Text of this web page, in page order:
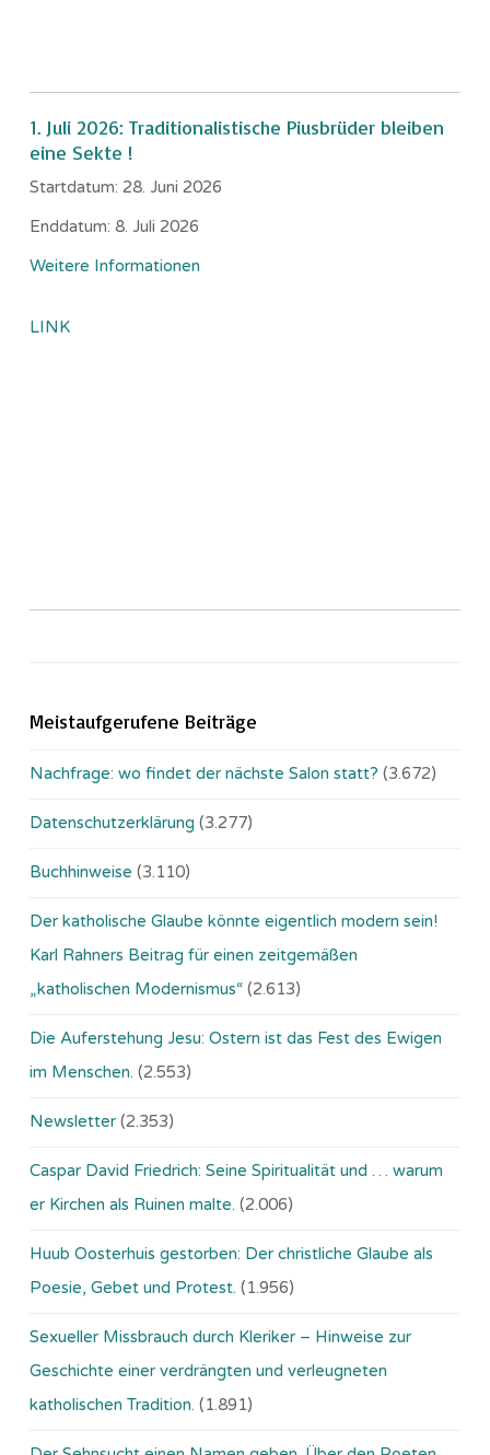
1. Juli 2026: Traditionalistische Piusbrüder bleiben
eine Sekte !
Startdatum: 28. Juni 2026
Enddatum: 8. Juli 2026
Weitere Informationen
LINK
Meistaufgerufene Beiträge
Nachfrage: wo findet der nächste Salon statt? (3.672)
Datenschutzerklärung (3.277)
Buchhinweise (3.110)
Der katholische Glaube könnte eigentlich modern sein!
Karl Rahners Beitrag für einen zeitgemäßen
„katholischen Modernismus“ (2.613)
Die Auferstehung Jesu: Ostern ist das Fest des Ewigen
im Menschen. (2.553)
Newsletter (2.353)
Caspar David Friedrich: Seine Spiritualität und … warum
er Kirchen als Ruinen malte. (2.006)
Huub Oosterhuis gestorben: Der christliche Glaube als
Poesie, Gebet und Protest. (1.956)
Sexueller Missbrauch durch Kleriker – Hinweise zur
Geschichte einer verdrängten und verleugneten
katholischen Tradition. (1.891)